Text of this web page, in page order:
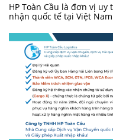
HP Toàn Cầu là đơn vị
nhận quốc tế tại Việt